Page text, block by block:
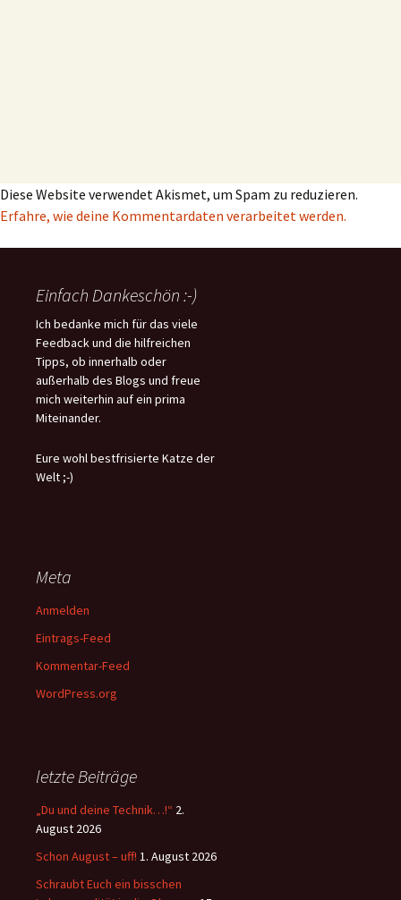
Diese Website verwendet Akismet, um Spam zu reduzieren.
Erfahre, wie deine Kommentardaten verarbeitet werden.
Einfach Dankeschön :-)
Ich bedanke mich für das viele
Feedback und die hilfreichen
Tipps, ob innerhalb oder
außerhalb des Blogs und freue
mich weiterhin auf ein prima
Miteinander.
Eure wohl bestfrisierte Katze der
Welt ;-)
Meta
Anmelden
Eintrags-Feed
Kommentar-Feed
WordPress.org
letzte Beiträge
„Du und deine Technik…!“ 2.
August 2026
Schon August – uff! 1. August 2026
Schraubt Euch ein bisschen